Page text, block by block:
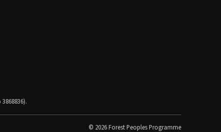
© 2026 Forest Peoples Programme